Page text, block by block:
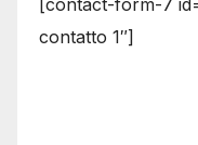
[contact-form-7
contatto 1″]